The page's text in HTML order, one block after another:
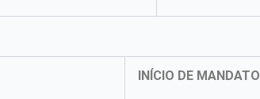
INÍCIO DE MANDATO